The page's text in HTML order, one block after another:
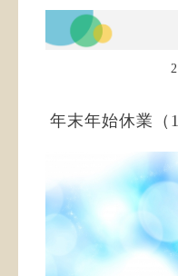
年末年始休業（